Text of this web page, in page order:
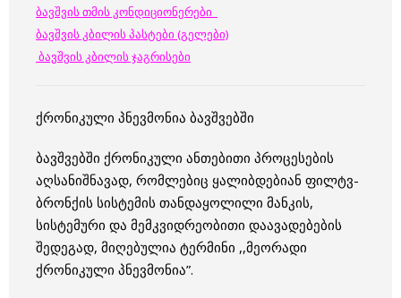
ბავშვის თმის კონდიციონერები
ბავშვის კბილის პასტები (გელები)
ბავშვის კბილის ჯაგრისები
ქრონიკული პნევმონია ბავშვებში
ბავშვებში ქრონიკული ანთებითი პროცესების
აღსანიშნავად, რომლებიც ყალიბდებიან ფილტვ-
ბრონქის სისტემის თანდაყოლილი მანკის,
სისტემური და მემკვიდრეობითი დაავადებების
შედეგად, მიღებულია ტერმინი ,,მეორადი
ქრონიკული პნევმონია”.